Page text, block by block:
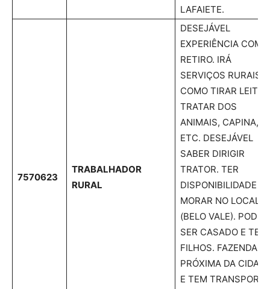
LAFAIETE.
7570623
TRABALHADOR
RURAL
DESEJÁVEL
EXPERIÊNCIA COM
RETIRO. IRÁ
SERVIÇOS RURAIS
COMO TIRAR LEITE,
TRATAR DOS
ANIMAIS, CAPINA,
ETC. DESEJÁVEL
SABER DIRIGIR
TRATOR. TER
DISPONIBILIDADE
MORAR NO LOCAL
(BELO VALE). PODE
SER CASADO E TER
FILHOS. FAZENDA
PRÓXIMA DA
E TEM TRANSPORTE